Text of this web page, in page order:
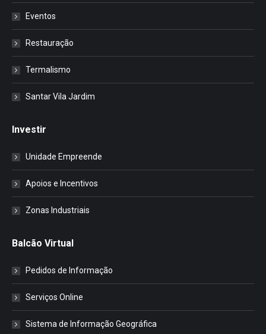
Eventos
Restauração
Termalismo
Santar Vila Jardim
Investir
Unidade Empreende
Apoios e Incentivos
Zonas Industriais
Balcão Virtual
Pedidos de Informação
Serviços Online
Sistema de Informação Geográfica